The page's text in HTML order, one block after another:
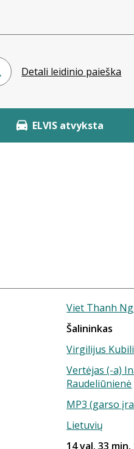
Detali leidinio paieška
ELVIS atvyksta
Viet Thanh
Šalininkas
Virgilijus
Vertėjas (-a)
Raudeliūnienė
MP3 (garso
Lietuvių
14 val. 33 min.